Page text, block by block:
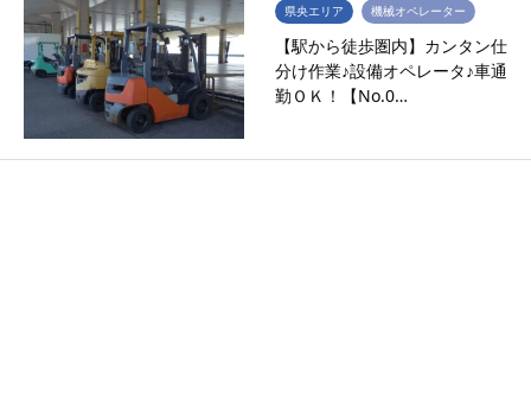
県央エリア 機械オペレーター
【駅から徒歩圏内】カンタン仕
分け作業♪設備オペレータ♪車通
勤ＯＫ！【No.0…